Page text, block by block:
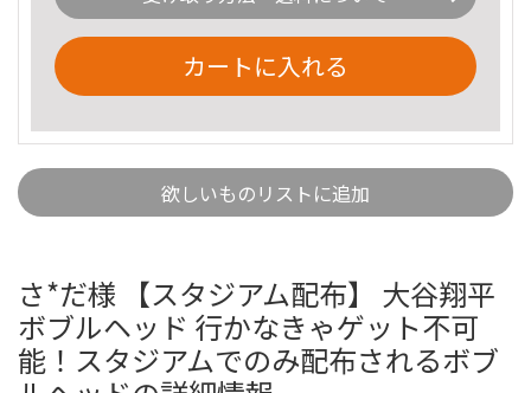
カートに入れる
欲しいものリストに追加
さ*だ様 【スタジアム配布】 大谷翔平
ボブルヘッド 行かなきゃゲット不可
能！スタジアムでのみ配布されるボブ